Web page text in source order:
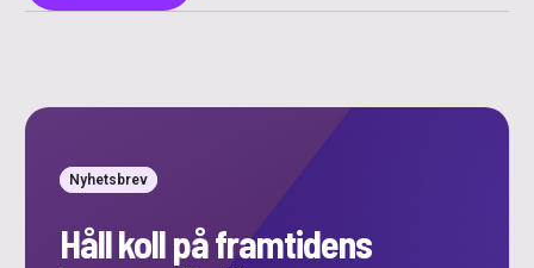
Nyhetsbrev
Håll koll på framtidens